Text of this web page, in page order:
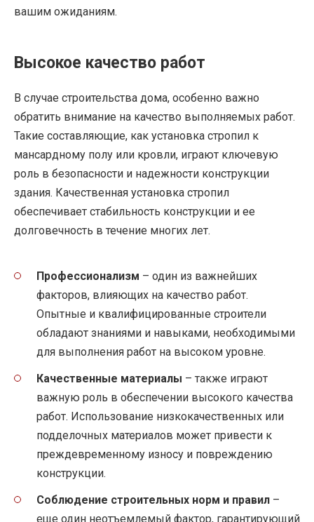
вашим ожиданиям.
Высокое качество работ
В случае строительства дома, особенно важно
обратить внимание на качество выполняемых работ.
Такие составляющие, как установка стропил к
мансардному полу или кровли, играют ключевую
роль в безопасности и надежности конструкции
здания. Качественная установка стропил
обеспечивает стабильность конструкции и ее
долговечность в течение многих лет.
Профессионализм – один из важнейших
факторов, влияющих на качество работ.
Опытные и квалифицированные строители
обладают знаниями и навыками, необходимыми
для выполнения работ на высоком уровне.
Качественные материалы – также играют
важную роль в обеспечении высокого качества
работ. Использование низкокачественных или
подделочных материалов может привести к
преждевременному износу и повреждению
конструкции.
Соблюдение строительных норм и правил –
еще один неотъемлемый фактор, гарантирующий